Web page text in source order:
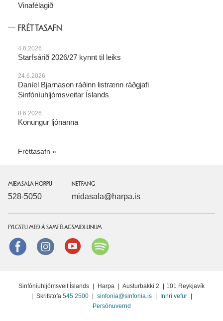
Vinafélagið
FRÉTTASAFN
4.6.2026
Starfsárið 2026/27 kynnt til leiks
24.6.2026
Daníel Bjarnason ráðinn listrænn ráðgjafi
Sinfóníuhljómsveitar Íslands
8.6.2026
Konungur ljónanna
Fréttasafn
MIÐASALA HÖRPU
528-5050
NETFANG
midasala@harpa.is
FYLGSTU MEÐ Á SAMFÉLAGSMIÐLUNUM
FacebookinstagramYoutube
Sinfóníuhljómsveit Íslands | Harpa | Austurbakki 2 | 101 Reykjavík
| Skrifstofa 545 2500 | sinfonia@sinfonia.is | Innri vefur |
Persónuvernd